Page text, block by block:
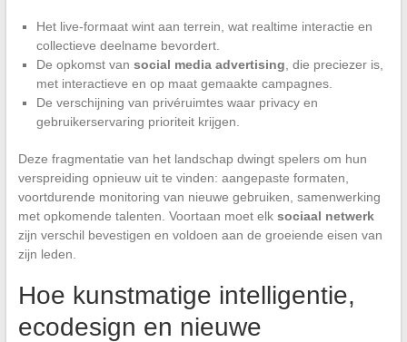
Het live-formaat wint aan terrein, wat realtime interactie en
collectieve deelname bevordert.
De opkomst van social media advertising , die preciezer is,
met interactieve en op maat gemaakte campagnes.
De verschijning van privéruimtes waar privacy en
gebruikerservaring prioriteit krijgen.
Deze fragmentatie van het landschap dwingt spelers om hun
verspreiding opnieuw uit te vinden: aangepaste formaten,
voortdurende monitoring van nieuwe gebruiken, samenwerking
met opkomende talenten. Voortaan moet elk sociaal netwerk
zijn verschil bevestigen en voldoen aan de groeiende eisen van
zijn leden.
Hoe kunstmatige intelligentie,
ecodesign en nieuwe